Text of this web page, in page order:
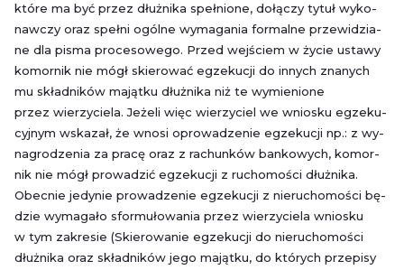
które ma być przez dłuż­ni­ka speł­nio­ne, do­łą­czy tytuł wy­ko­
naw­czy oraz speł­ni ogól­ne wy­ma­ga­nia for­mal­ne prze­wi­dzia­
ne dla pisma pro­ce­so­we­go. Przed wej­ściem w życie usta­wy
ko­mor­nik nie mógł skie­ro­wać eg­ze­ku­cji do in­nych zna­nych
mu skład­ni­ków ma­jąt­ku dłuż­ni­ka niż te wy­mie­nio­ne
przez wie­rzy­cie­la. Je­że­li więc wie­rzy­ciel we wnio­sku eg­ze­ku­
cyj­nym wska­zał, że wnosi opro­wa­dze­nie eg­ze­ku­cji np.: z wy­
na­gro­dze­nia za pracę oraz z ra­chun­ków ban­ko­wych, ko­mor­
nik nie mógł pro­wa­dzić eg­ze­ku­cji z ru­cho­mo­ści dłuż­ni­ka.
Obec­nie je­dy­nie pro­wa­dze­nie eg­ze­ku­cji z nie­ru­cho­mo­ści bę­
dzie wy­ma­ga­ło sfor­mu­ło­wa­nia przez wie­rzy­cie­la wnio­sku
w tym za­kre­sie (Skie­ro­wa­nie eg­ze­ku­cji do nie­ru­cho­mo­ści
dłuż­ni­ka oraz skład­ni­ków jego ma­jąt­ku, do któ­rych prze­pi­sy